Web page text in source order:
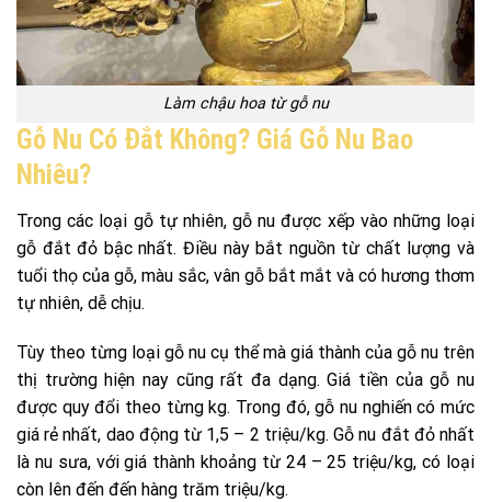
Làm chậu hoa từ gỗ nu
Gỗ Nu Có Đắt Không? Giá Gỗ Nu Bao
Nhiêu?
Trong các loại gỗ tự nhiên, gỗ nu được xếp vào những loại
gỗ đắt đỏ bậc nhất. Điều này bắt nguồn từ chất lượng và
tuổi thọ của gỗ, màu sắc, vân gỗ bắt mắt và có hương thơm
tự nhiên, dễ chịu.
Tùy theo từng loại gỗ nu cụ thể mà giá thành của gỗ nu trên
thị trường hiện nay cũng rất đa dạng. Giá tiền của gỗ nu
được quy đổi theo từng kg. Trong đó, gỗ nu nghiến có mức
giá rẻ nhất, dao động từ 1,5 – 2 triệu/kg. Gỗ nu đắt đỏ nhất
là nu sưa, với giá thành khoảng từ 24 – 25 triệu/kg, có loại
còn lên đến đến hàng trăm triệu/kg.